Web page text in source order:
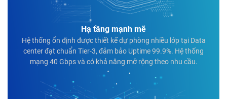
Hạ tầng mạnh mẽ
Hệ thống ổn định được thiết kế dự phòng nhiều lớp tại Data
center đạt chuẩn Tier-3, đảm bảo Uptime 99.9%. Hệ thống
mạng 40 Gbps và có khả năng mở rộng theo nhu cầu.